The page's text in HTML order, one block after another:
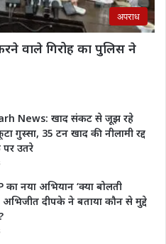
अपराध
वाले गिरोह का पुलिस ने
News: खाद संकट से जूझ रहे
गुस्सा, 35 टन खाद की नीलामी रद्द
उतरे
का नया अभियान ‘क्या बोलती
दीपके ने बताया कौन से मुद्दे